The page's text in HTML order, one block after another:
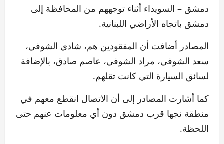
دمشق – السويداء أثناء توجههم من المحافظة إلى
دمشق باتجاه الأراضي اللبنانية.
المصادر أضافت أن المفقودين هم، شادي الشوفي،
سعد الشوفي، مراد الشوفي، عاصم صادق، بالإضافة
لسائق السيارة التي كانت تقلهم.
كما أشارت المصادر إلى أن الاتصال انقطع معهم في
منطقة نجها قرب دمشق دون أي معلومات عنهم حتى
اللحظة.